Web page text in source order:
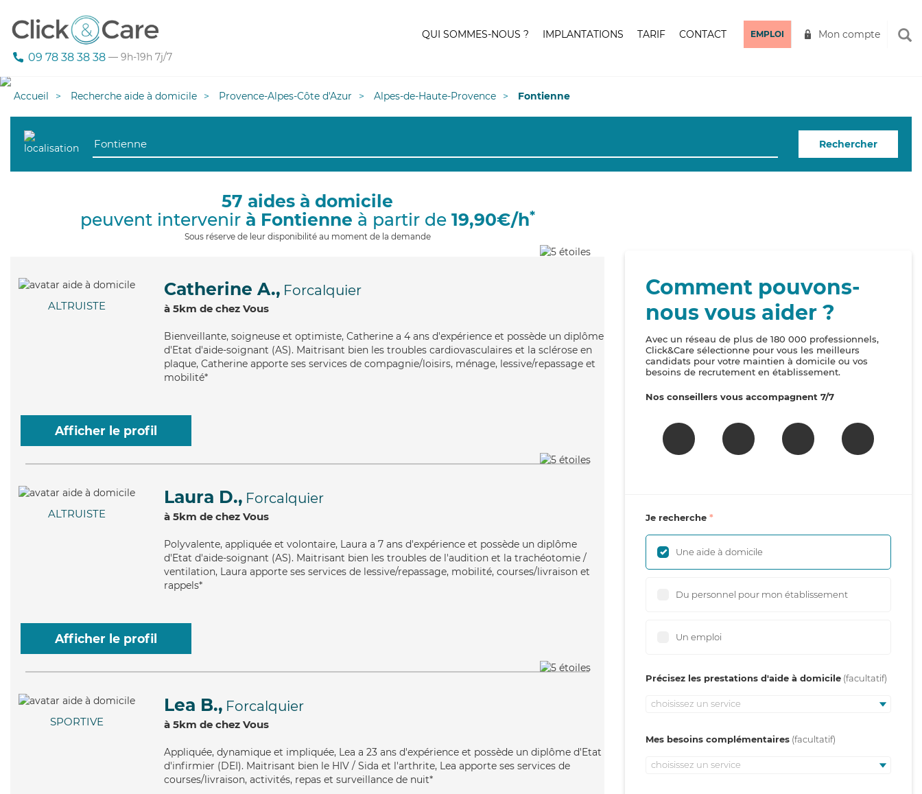
09 78 38 38 38 — 9h-19h 7j/7
QUI SOMMES-NOUS ? IMPLANTATIONS TARIF CONTACT EMPLOI Mon compte
Accueil Recherche aide à domicile Provence-Alpes-Côte d'Azur Alpes-de-Haute-Provence Fontienne
Rechercher
57 aides à domicile
peuvent intervenir à Fontienne à partir de 19,90€/h*
Sous réserve de leur disponibilité au moment de la demande
ALTRUISTE
Catherine A., Forcalquier
à 5km de chez Vous
Bienveillante, soigneuse et optimiste, Catherine a 4 ans d'expérience et possède un diplôme
d'Etat d'aide-soignant (AS). Maitrisant bien les troubles cardiovasculaires et la sclérose en
plaque, Catherine apporte ses services de compagnie/loisirs, ménage, lessive/repassage et
mobilité*
Afficher le profil
ALTRUISTE
Laura D., Forcalquier
à 5km de chez Vous
Polyvalente, appliquée et volontaire, Laura a 7 ans d'expérience et possède un diplôme
d'Etat d'aide-soignant (AS). Maitrisant bien les troubles de l'audition et la trachéotomie /
ventilation, Laura apporte ses services de lessive/repassage, mobilité, courses/livraison et
rappels*
Afficher le profil
SPORTIVE
Lea B., Forcalquier
à 5km de chez Vous
Appliquée, dynamique et impliquée, Lea a 23 ans d'expérience et possède un diplôme d'Etat
d'infirmier (DEI). Maitrisant bien le HIV / Sida et l'arthrite, Lea apporte ses services de
courses/livraison, activités, repas et surveillance de nuit*
Comment pouvons-
nous vous aider ?
Avec un réseau de plus de 180 000 professionnels,
Click&Care sélectionne pour vous les meilleurs
candidats pour votre maintien à domicile ou vos
besoins de recrutement en établissement.
Nos conseillers vous accompagnent 7/7
Je recherche
Une aide à domicile
Du personnel pour mon établissement
Un emploi
Précisez les prestations d'aide à domicile
choisissez un service
Mes besoins complémentaires
choisissez un service